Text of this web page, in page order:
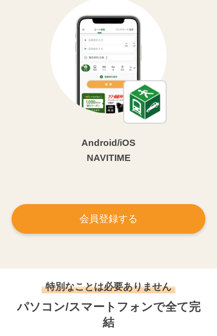
Android/iOS
NAVITIME
会員登録する
特別なことは必要ありません
パソコン/スマートフォンで全て完
結